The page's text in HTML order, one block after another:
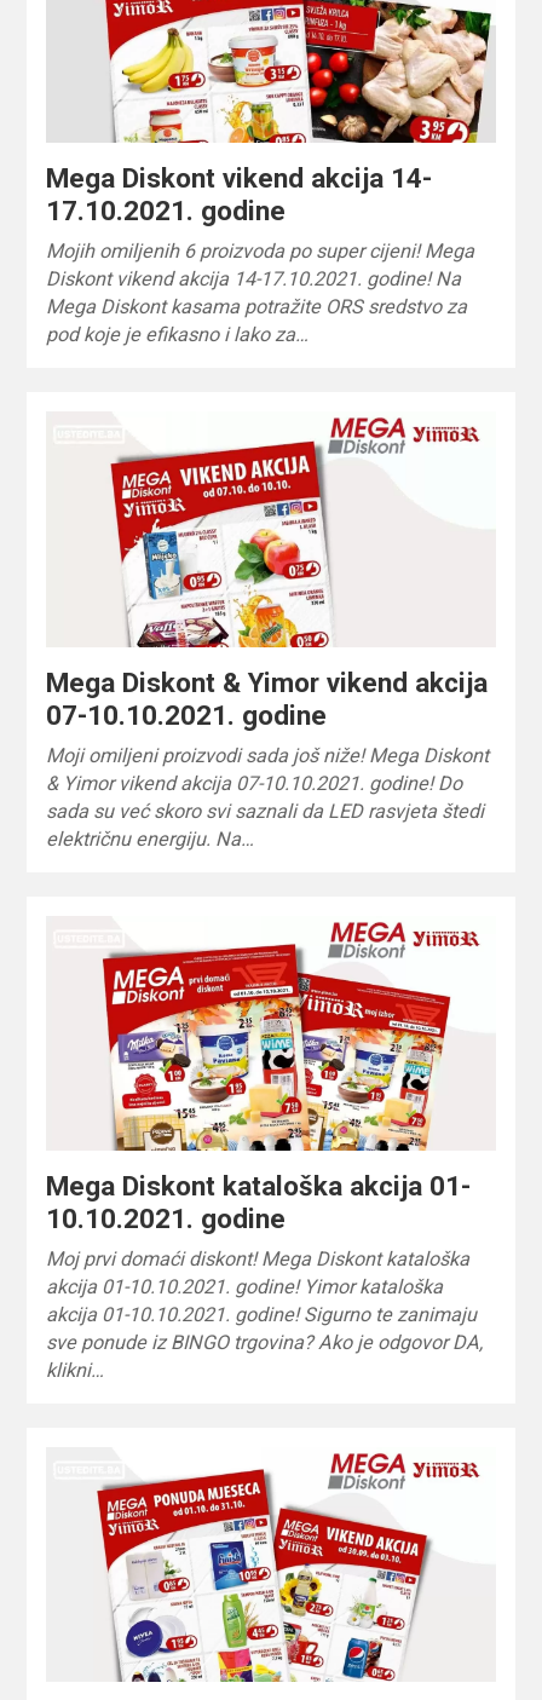
Mega Diskont vikend akcija 14-
17.10.2021. godine
Mojih omiljenih 6 proizvoda po super cijeni! Mega
Diskont vikend akcija 14-17.10.2021. godine! Na
Mega Diskont kasama potražite ORS sredstvo za
pod koje je efikasno i lako za…
Mega Diskont & Yimor vikend akcija
07-10.10.2021. godine
Moji omiljeni proizvodi sada još niže! Mega Diskont
& Yimor vikend akcija 07-10.10.2021. godine! Do
sada su već skoro svi saznali da LED rasvjeta štedi
električnu energiju. Na…
Mega Diskont kataloška akcija 01-
10.10.2021. godine
Moj prvi domaći diskont! Mega Diskont kataloška
akcija 01-10.10.2021. godine! Yimor kataloška
akcija 01-10.10.2021. godine! Sigurno te zanimaju
sve ponude iz BINGO trgovina? Ako je odgovor DA,
klikni…